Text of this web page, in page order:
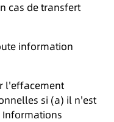
cas de transfert
information
l'effacement
si (a) il n'est
Informations